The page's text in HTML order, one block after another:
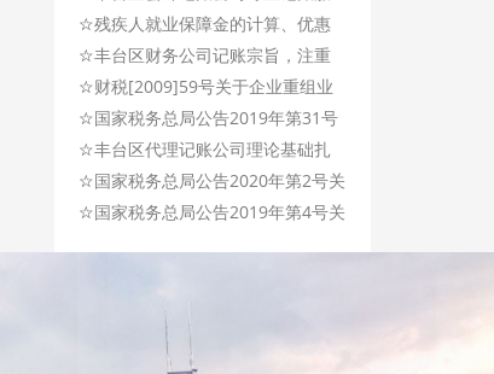
务，帮您节约成本及时间！
☆残疾人就业保障金的计算、优惠
政策（汇总）
☆丰台区财务公司记账宗旨，注重
信誉，强调服务!
☆财税[2009]59号关于企业重组业
务企业所得税处理若干问题的通
知
☆国家税务总局公告2019年第31号
关于国内旅客运输服务进项税抵
扣等增值税征管问题的公告
☆丰台区代理记账公司理论基础扎
实，记账诚信、高效服务!
☆国家税务总局公告2020年第2号关
于水利建设基金等政府非税收入
☆国家税务总局公告2019年第4号关